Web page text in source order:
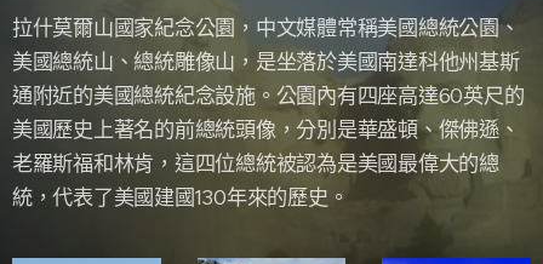
拉什莫爾山國家紀念公園，中文媒體常稱美國總統公園、
美國總統山、總統雕像山，是坐落於美國南達科他州基斯
通附近的美國總統紀念設施。公園內有四座高達60英尺的
美國歷史上著名的前總統頭像，分別是華盛頓、傑佛遜、
老羅斯福和林肯，這四位總統被認為是美國最偉大的總
統，代表了美國建國130年來的歷史。